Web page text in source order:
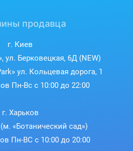
продавца
г. Киев
ул. Берковецкая, 6Д (NEW)
ул. Кольцевая дорога, 1
Пн-Вс с 10:00 до 22:00
г. Харьков
«Ботанический сад»)
Пн-ВС с 10:00 до 20:00